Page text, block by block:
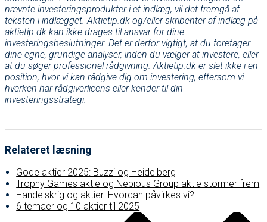
nævnte investeringsprodukter i et indlæg, vil det fremgå af
teksten i indlægget. Aktietip.dk og/eller skribenter af indlæg på
aktietip.dk kan ikke drages til ansvar for dine
investeringsbeslutninger. Det er derfor vigtigt, at du foretager
dine egne, grundige analyser, inden du vælger at investere, eller
at du søger professionel rådgivning. Aktietip.dk er slet ikke i en
position, hvor vi kan rådgive dig om investering, eftersom vi
hverken har rådgiverlicens eller kender til din
investeringsstrategi.
Relateret læsning
Gode aktier 2025: Buzzi og Heidelberg
Trophy Games aktie og Nebious Group aktie stormer frem
Handelskrig og aktier: Hvordan påvirkes vi?
6 temaer og 10 aktier til 2025